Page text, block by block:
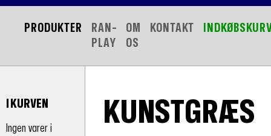
PRODUKTER
RAN-
PLAY
OM
OS
KONTAKT
I KURVEN
Ingen varer i
KUNSTGRÆS